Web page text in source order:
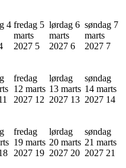
4 fredag 5
marts
2027 5
lørdag 6
marts
2027 6
søndag 7
marts
2027 7
fredag
12 marts
2027 12
lørdag
13 marts
2027 13
søndag
14 marts
2027 14
fredag
19 marts
2027 19
lørdag
20 marts
2027 20
søndag
21 marts
2027 21